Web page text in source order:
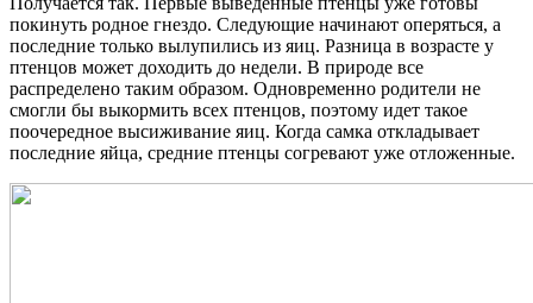
покинуть родное гнездо. Следующие начинают оперяться, а
последние только вылупились из яиц. Разница в возрасте у
птенцов может доходить до недели. В природе все
распределено таким образом. Одновременно родители не
смогли бы выкормить всех птенцов, поэтому идет такое
поочередное высиживание яиц. Когда самка откладывает
последние яйца, средние птенцы согревают уже отложенные.